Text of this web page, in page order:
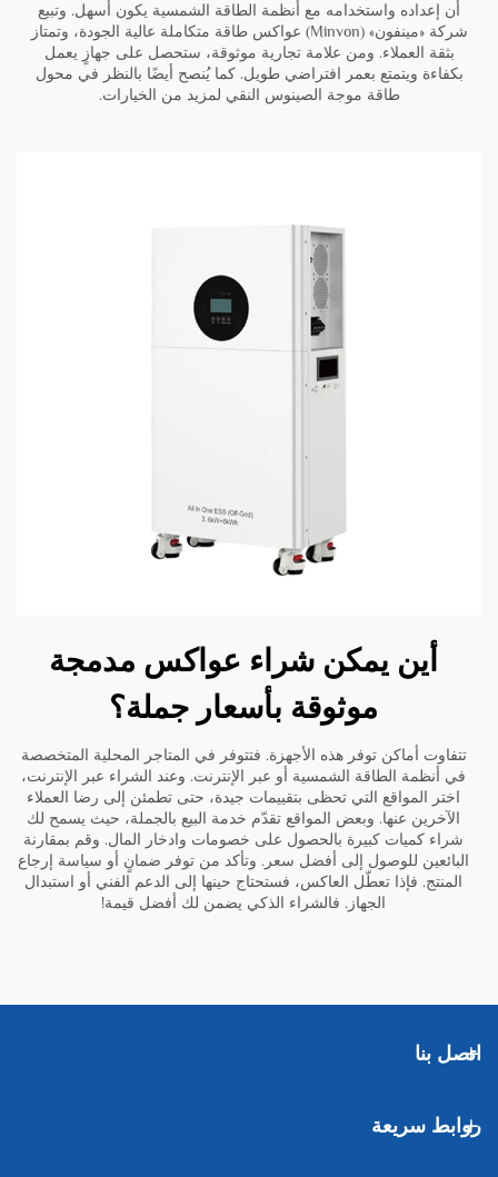
أن إعداده واستخدامه مع أنظمة الطاقة الشمسية يكون أسهل. وتبيع
شركة «مينفون» (Minvon) عواكس طاقة متكاملة عالية الجودة، وتمتاز
بثقة العملاء. ومن علامة تجارية موثوقة، ستحصل على جهازٍ يعمل
بكفاءة ويتمتع بعمر افتراضي طويل. كما يُنصح أيضًا بالنظر في محول
طاقة موجة الصينوس النقي لمزيد من الخيارات.
أين يمكن شراء عواكس مدمجة
موثوقة بأسعار جملة؟
تتفاوت أماكن توفر هذه الأجهزة. فتتوفر في المتاجر المحلية المتخصصة
في أنظمة الطاقة الشمسية أو عبر الإنترنت. وعند الشراء عبر الإنترنت،
اختر المواقع التي تحظى بتقييمات جيدة، حتى تطمئن إلى رضا العملاء
الآخرين عنها. وبعض المواقع تقدّم خدمة البيع بالجملة، حيث يسمح لك
شراء كميات كبيرة بالحصول على خصومات وادخار المال. وقم بمقارنة
البائعين للوصول إلى أفضل سعر. وتأكد من توفر ضمانٍ أو سياسة إرجاع
المنتج. فإذا تعطّل العاكس، فستحتاج حينها إلى الدعم الفني أو استبدال
الجهاز. فالشراء الذكي يضمن لك أفضل قيمة!
اتصل بنا
روابط سريعة